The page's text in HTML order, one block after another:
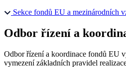
Sekce fondů EU a mezinárodních
Odbor řízení a
Odbor řízení a koordinace fondů EU
vymezení základních pravidel